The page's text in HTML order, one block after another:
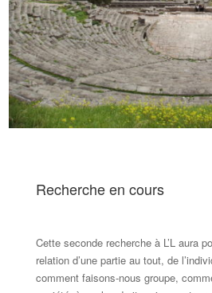
Recherche en cours
Cette seconde recherche à L’L aura
relation d’une partie au tout, de
comment faisons-nous groupe,